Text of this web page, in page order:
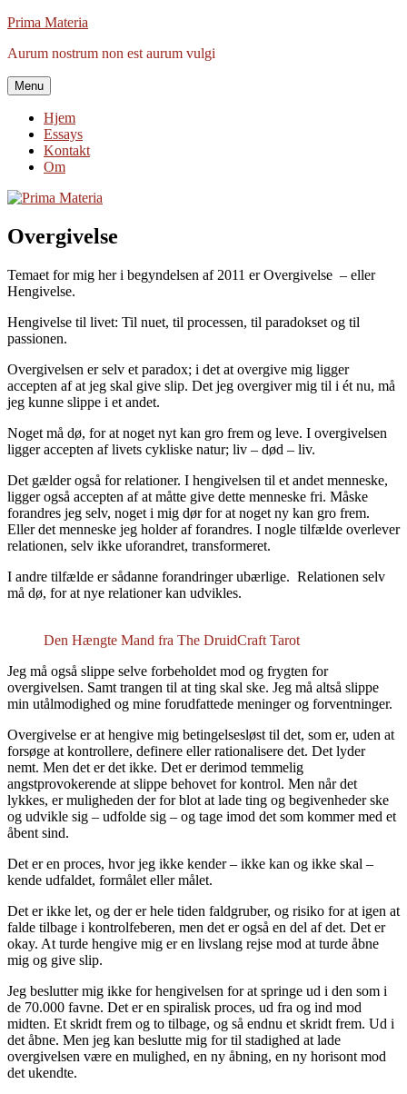
Videre
indhold
Prima Materia
Aurum nostrum non est aurum vulgi
Menu
Hjem
Essays
Kontakt
Om
Overgivelse
Temaet for mig her i begyndelsen af 2011 er Overgivelse – eller
Hengivelse.
Hengivelse til livet: Til nuet, til processen, til paradokset og til
passionen.
Overgivelsen er selv et paradox; i det at overgive mig ligger
accepten af at jeg skal give slip. Det jeg overgiver mig til i ét nu, må
jeg kunne slippe i et andet.
Noget må dø, for at noget nyt kan gro frem og leve. I overgivelsen
ligger accepten af livets cykliske natur; liv – død – liv.
Det gælder også for relationer. I hengivelsen til et andet menneske,
ligger også accepten af at måtte give dette menneske fri. Måske
forandres jeg selv, noget i mig dør for at noget ny kan gro frem.
Eller det menneske jeg holder af forandres. I nogle tilfælde overlever
relationen, selv ikke uforandret, transformeret.
I andre tilfælde er sådanne forandringer ubærlige. Relationen selv
må dø, for at nye relationer kan udvikles.
Den Hængte Mand fra The DruidCraft Tarot
Jeg må også slippe selve forbeholdet mod og frygten for
overgivelsen. Samt trangen til at ting skal ske. Jeg må altså slippe
min utålmodighed og mine forudfattede meninger og forventninger.
Overgivelse er at hengive mig betingelsesløst til det, som er, uden at
forsøge at kontrollere, definere eller rationalisere det. Det lyder
nemt. Men det er det ikke. Det er derimod temmelig
angstprovokerende at slippe behovet for kontrol. Men når det
lykkes, er muligheden der for blot at lade ting og begivenheder ske
og udvikle sig – udfolde sig – og tage imod det som kommer med et
åbent sind.
Det er en proces, hvor jeg ikke kender – ikke kan og ikke skal –
kende udfaldet, formålet eller målet.
Det er ikke let, og der er hele tiden faldgruber, og risiko for at igen at
falde tilbage i kontrolfeberen, men det er også en del af det. Det er
okay. At turde hengive mig er en livslang rejse mod at turde åbne
mig og give slip.
Jeg beslutter mig ikke for hengivelsen for at springe ud i den som i
de 70.000 favne. Det er en spiralisk proces, ud fra og ind mod
midten. Et skridt frem og to tilbage, og så endnu et skridt frem. Ud i
det åbne. Men jeg kan beslutte mig for til stadighed at lade
overgivelsen være en mulighed, en ny åbning, en ny horisont mod
det ukendte.